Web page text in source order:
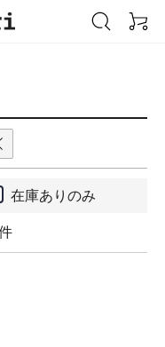
在庫ありのみ